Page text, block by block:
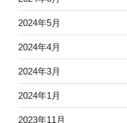
2024年5月
2024年4月
2024年3月
2024年1月
2023年11月